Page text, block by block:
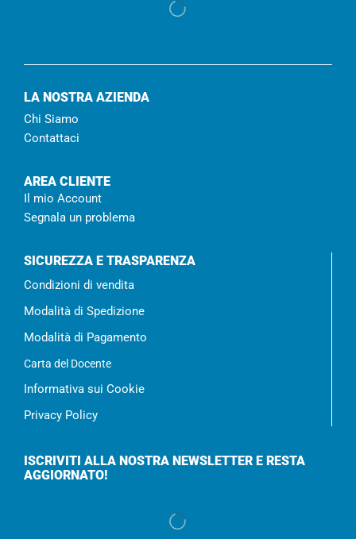
LA NOSTRA AZIENDA
Chi Siamo
Contattaci
AREA CLIENTE
Il mio Account
Segnala un problema
SICUREZZA E TRASPARENZA
Condizioni di vendita
Modalità di Spedizione
Modalità di Pagamento
Carta del Docente
Informativa sui Cookie
Privacy Policy
ISCRIVITI ALLA NOSTRA NEWSLETTER E RESTA
AGGIORNATO!